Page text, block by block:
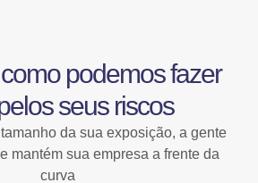
podemos fazer
seus riscos
da sua exposição, a gente
mantém sua empresa a frente da
curva